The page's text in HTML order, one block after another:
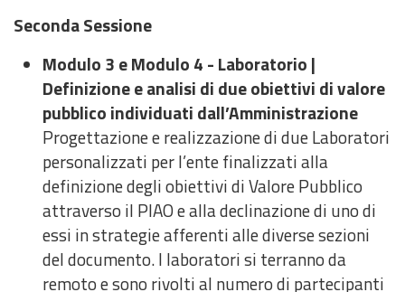
Seconda Sessione
Modulo 3 e Modulo 4 - Laboratorio |
Definizione e analisi di due obiettivi di valore
pubblico individuati dall’Amministrazione
Progettazione e realizzazione di due Laboratori
personalizzati per l’ente finalizzati alla
definizione degli obiettivi di Valore Pubblico
attraverso il PIAO e alla declinazione di uno di
essi in strategie afferenti alle diverse sezioni
del documento. I laboratori si terranno da
remoto e sono rivolti al numero di partecipanti